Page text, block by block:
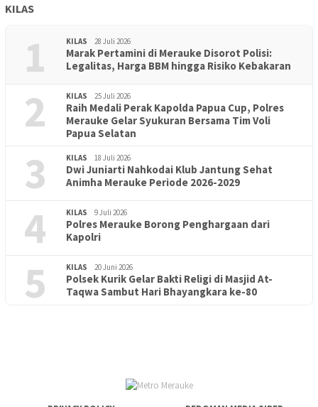
KILAS
1 KILAS 28 Juli 2026
Marak Pertamini di Merauke Disorot Polisi:
Legalitas, Harga BBM hingga Risiko Kebakaran
2 KILAS 25 Juli 2026
Raih Medali Perak Kapolda Papua Cup, Polres
Merauke Gelar Syukuran Bersama Tim Voli
Papua Selatan
3 KILAS 18 Juli 2026
Dwi Juniarti Nahkodai Klub Jantung Sehat
Animha Merauke Periode 2026-2029
4 KILAS 9 Juli 2026
Polres Merauke Borong Penghargaan dari
Kapolri
5 KILAS 20 Juni 2026
Polsek Kurik Gelar Bakti Religi di Masjid At-
Taqwa Sambut Hari Bhayangkara ke-80
PENDIDIKAN 18 Juni 2026
Lepas Puluhan Peserta Didik, TK Yapis 2 Merauke Siapkan